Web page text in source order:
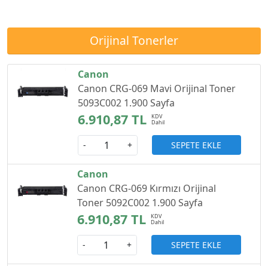
Orijinal Tonerler
Canon
Canon CRG-069 Mavi Orijinal Toner
5093C002 1.900 Sayfa
6.910,87 TL
- + SEPETE EKLE
Canon
Canon CRG-069 Kırmızı Orijinal
Toner 5092C002 1.900 Sayfa
6.910,87 TL
- + SEPETE EKLE